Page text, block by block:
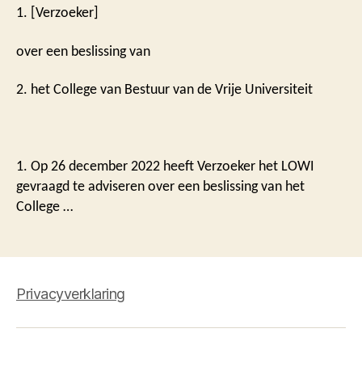
1. [Verzoeker]
over een beslissing van
2. het College van Bestuur van de Vrije Universiteit
1. Op 26 december 2022 heeft Verzoeker het LOWI
gevraagd te adviseren over een beslissing van het
College …
Privacyverklaring